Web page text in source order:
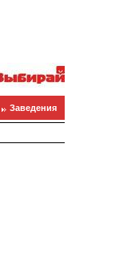
Заведения